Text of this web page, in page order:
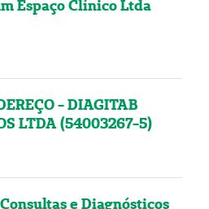
Espaço Clínico Ltda
- DIAGITAB
LTDA (54003267-5)
e Diagnósticos